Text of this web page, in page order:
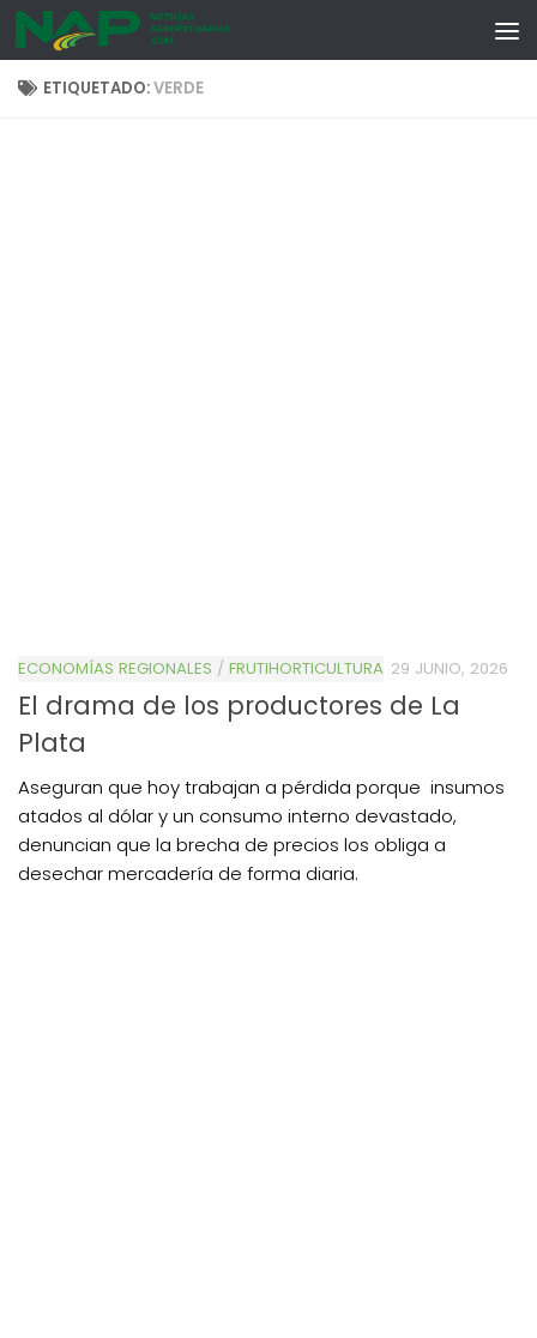
Skip to content
ETIQUETADO:VERDE
ECONOMÍAS REGIONALES / FRUTIHORTICULTURA 29 JUNIO, 2026
El drama de los productores de La
Plata
Aseguran que hoy trabajan a pérdida porque insumos
atados al dólar y un consumo interno devastado,
denuncian que la brecha de precios los obliga a
desechar mercadería de forma diaria.